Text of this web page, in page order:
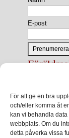
För att ge en bra
och/eller komma åt
kan vi behandla
webbplats. Om du
detta påverka vissa
E-post
Förbundets